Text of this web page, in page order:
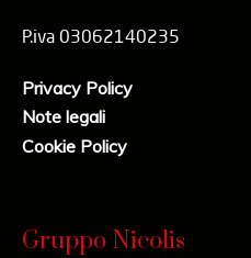
P.iva 03062140235
Privacy Policy
Note legali
Cookie Policy
Gruppo Nicolis